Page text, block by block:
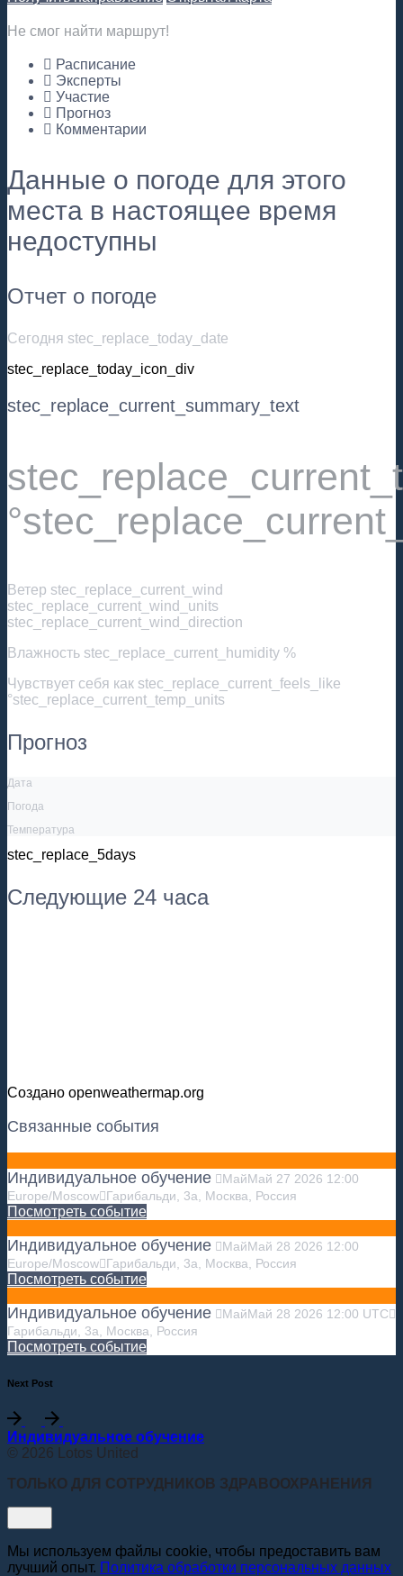
Не смог найти маршрут!
Расписание
Эксперты
Участие
Прогноз
Комментарии
Данные о погоде для этого
места в настоящее время
недоступны
Отчет о погоде
Сегодня stec_replace_today_date
stec_replace_today_icon_div
stec_replace_current_summary_text
Ветер stec_replace_current_wind
stec_replace_current_wind_units
stec_replace_current_wind_direction
Влажность stec_replace_current_humidity %
Чувствует себя как stec_replace_current_feels_like
°stec_replace_current_temp_units
Прогноз
Дата
Погода
Температура
stec_replace_5days
Следующие 24 часа
Создано openweathermap.org
Связанные события
Индивидуальное обучение МайМай 27 2026 12:00
Europe/Moscow Гарибальди, 3а, Москва, Россия
Посмотреть событие
Индивидуальное обучение МайМай 28 2026 12:00
Europe/Moscow Гарибальди, 3а, Москва, Россия
Посмотреть событие
Индивидуальное обучение МайМай 28 2026 12:00 UTC
Гарибальди, 3а, Москва, Россия
Посмотреть событие
Next Post
Индивидуальное обучение
© 2026 Lotos United
ТОЛЬКО ДЛЯ СОТРУДНИКОВ ЗДРАВООХРАНЕНИЯ
Мы используем файлы cookie, чтобы предоставить вам
лучший опыт. Политика обработки персональных данных